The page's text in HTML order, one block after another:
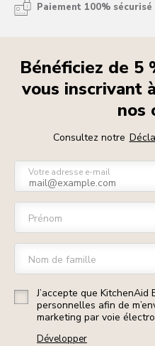
Paiement 100% sécurisé
Bénéficiez de 5
vous inscrivant
nos
Consultez notre
Votre adresse e-mail
Prénom
Nom de famille
J’accepte que
personnelles afin de
marketing par voie
Développer